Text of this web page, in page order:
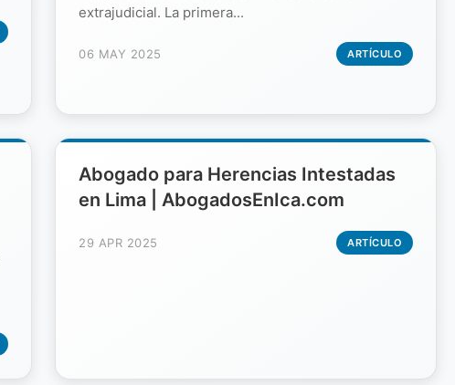
extrajudicial. La primera...
06 MAY 2025 ARTÍCULO
Abogado para Herencias Intestadas
en Lima | AbogadosEnIca.com
29 APR 2025 ARTÍCULO